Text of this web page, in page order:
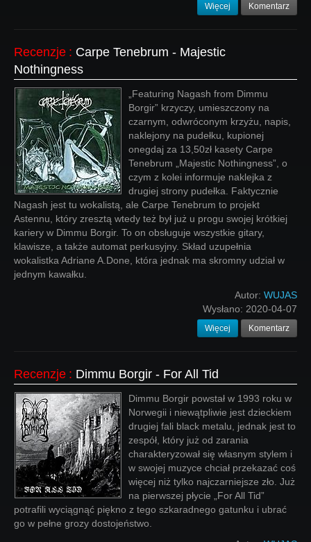
Więcej Komentarz
Recenzje : Carpe Tenebrum - Majestic
Nothingness
„Featuring Nagash from Dimmu
Borgir” krzyczy, umieszczony na
czarnym, odwróconym krzyżu, napis,
naklejony na pudełku, kupionej
onegdaj za 13,50zł kasety Carpe
Tenebrum „Majestic Nothingness”, o
czym z kolei informuje naklejka z
drugiej strony pudełka. Faktycznie
Nagash jest tu wokalistą, ale Carpe Tenebrum to projekt
Astennu, który zresztą wtedy też był już u progu swojej krótkiej
kariery w Dimmu Borgir. To on obsługuje wszystkie gitary,
klawisze, a także automat perkusyjny. Skład uzupełnia
wokalistka Adriane A.Done, która jednak ma skromny udział w
jednym kawałku.
Autor: WUJAS
Wysłano: 2020-04-07
Więcej Komentarz
Recenzje : Dimmu Borgir - For All Tid
Dimmu Borgir powstał w 1993 roku w
Norwegii i niewątpliwie jest dzieckiem
drugiej fali black metalu, jednak jest to
zespół, który już od zarania
charakteryzował się własnym stylem i
w swojej muzyce chciał przekazać coś
więcej niż tylko najczarniejsze zło. Już
na pierwszej płycie „For All Tid”
potrafili wyciągnąć piękno z tego szkaradnego gatunku i ubrać
go w pełne grozy dostojeństwo.